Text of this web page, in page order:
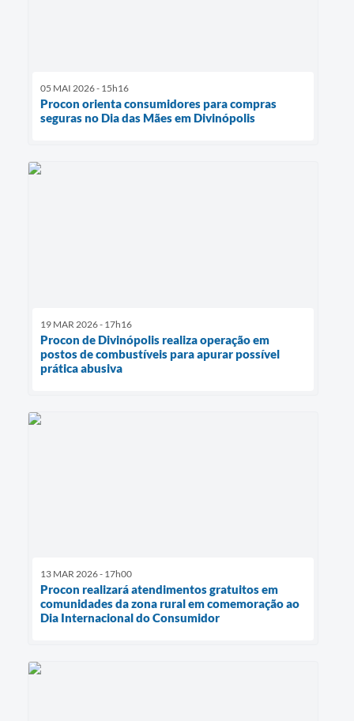
05 MAI 2026 - 15h16
Procon orienta consumidores para compras
seguras no Dia das Mães em Divinópolis
19 MAR 2026 - 17h16
Procon de Divinópolis realiza operação em
postos de combustíveis para apurar possível
prática abusiva
13 MAR 2026 - 17h00
Procon realizará atendimentos gratuitos em
comunidades da zona rural em comemoração ao
Dia Internacional do Consumidor